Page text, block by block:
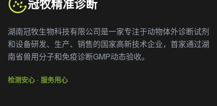
冠牧精准诊断
湖南冠牧生物科技有限公司是一家专注于动物体外诊断试剂
和设备研发、生产、销售的国家高新技术企业，首家通过湖
南省兽用分子和免疫诊断GMP动态验收。
检测安心 · 服务用心